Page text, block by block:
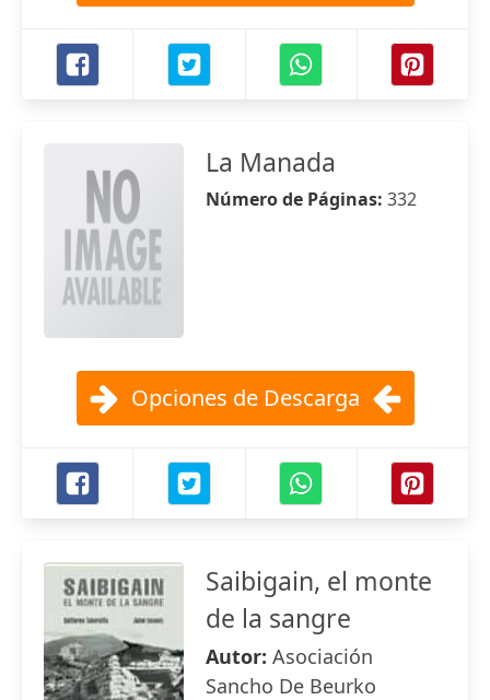
La Manada
Número de Páginas: 332
Opciones de Descarga
Saibigain, el monte
de la sangre
Autor: Asociación
Sancho De Beurko